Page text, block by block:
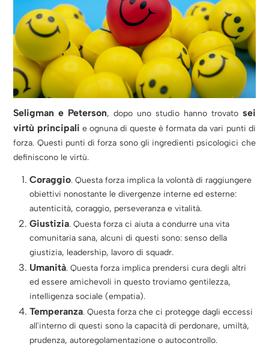
Seligman e Peterson, dopo uno studio hanno trovato sei
virtù principali e ognuna di queste è formata da vari punti di
forza. Questi punti di forza sono gli ingredienti psicologici che
definiscono le virtù.
Coraggio. Questa forza implica la volontà di raggiungere
obiettivi nonostante le divergenze interne ed esterne:
autenticità, coraggio, perseveranza e vitalità.
Giustizia. Questa forza ci aiuta a condurre una vita
comunitaria sana, alcuni di questi sono: senso della
giustizia, leadership, lavoro di squadr.
Umanità. Questa forza implica prendersi cura degli altri
ed essere amichevoli in questo troviamo gentilezza,
intelligenza sociale (empatia).
Temperanza. Questa forza che ci protegge dagli eccessi
all'interno di questi sono la capacità di perdonare, umiltà,
prudenza, autoregolamentazione o autocontrollo.